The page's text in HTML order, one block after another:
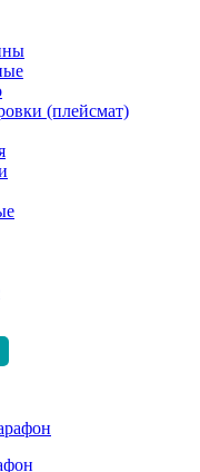
(плейсмат)